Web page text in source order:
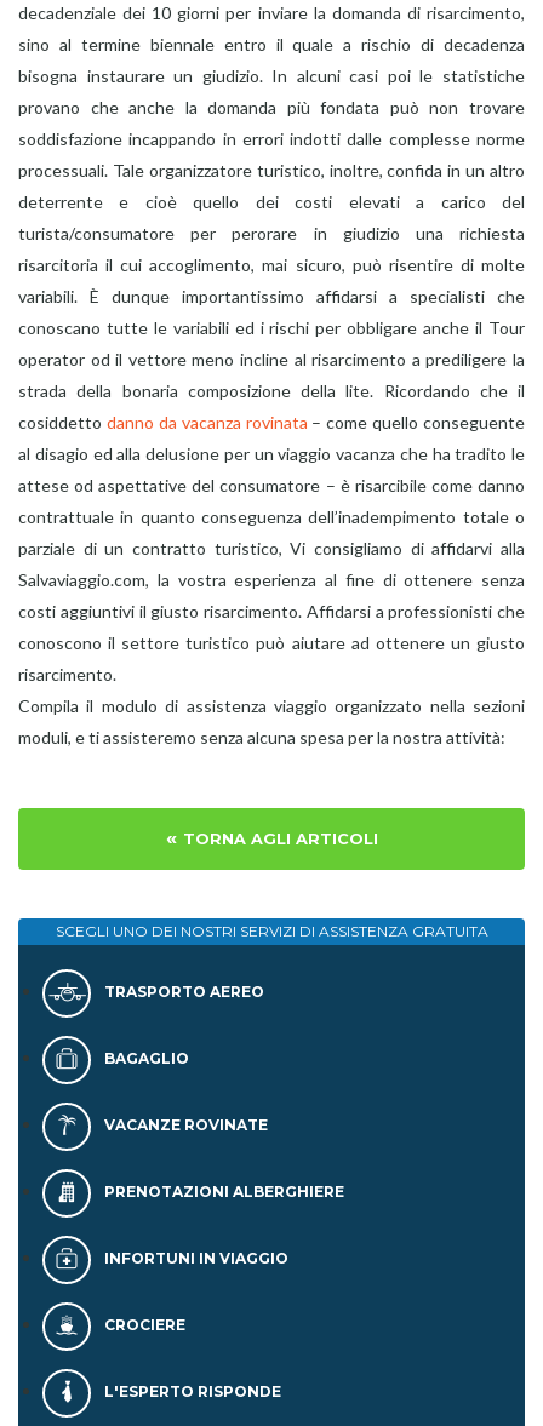
decadenziale dei 10 giorni per inviare la domanda di risarcimento,
sino al termine biennale entro il quale a rischio di decadenza
bisogna instaurare un giudizio. In alcuni casi poi le statistiche
provano che anche la domanda più fondata può non trovare
soddisfazione incappando in errori indotti dalle complesse norme
processuali. Tale organizzatore turistico, inoltre, confida in un altro
deterrente e cioè quello dei costi elevati a carico del
turista/consumatore per perorare in giudizio una richiesta
risarcitoria il cui accoglimento, mai sicuro, può risentire di molte
variabili. È dunque importantissimo affidarsi a specialisti che
conoscano tutte le variabili ed i rischi per obbligare anche il Tour
operator od il vettore meno incline al risarcimento a prediligere la
strada della bonaria composizione della lite. Ricordando che il
cosiddetto danno da vacanza rovinata – come quello conseguente
al disagio ed alla delusione per un viaggio vacanza che ha tradito le
attese od aspettative del consumatore – è risarcibile come danno
contrattuale in quanto conseguenza dell’inadempimento totale o
parziale di un contratto turistico, Vi consigliamo di affidarvi alla
Salvaviaggio.com, la vostra esperienza al fine di ottenere senza
costi aggiuntivi il giusto risarcimento. Affidarsi a professionisti che
conoscono il settore turistico può aiutare ad ottenere un giusto
risarcimento.
Compila il modulo di assistenza viaggio organizzato nella sezioni
moduli, e ti assisteremo senza alcuna spesa per la nostra attività:
« TORNA AGLI ARTICOLI
SCEGLI UNO DEI NOSTRI SERVIZI DI ASSISTENZA GRATUITA
TRASPORTO AEREO
BAGAGLIO
VACANZE ROVINATE
PRENOTAZIONI ALBERGHIERE
INFORTUNI IN VIAGGIO
CROCIERE
L'ESPERTO RISPONDE